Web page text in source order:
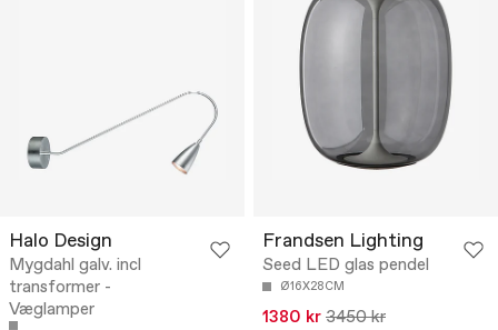
Halo Design
Mygdahl galv. incl
transformer -
Væglamper
Frandsen Lighting
Seed LED glas pendel
Ø16X28CM
1380 kr 3450 kr